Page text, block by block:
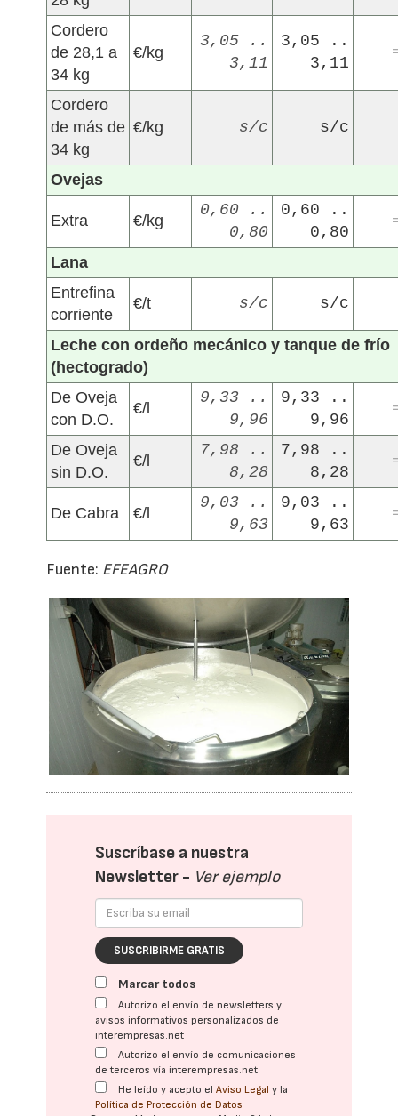
Cordero
de 28,1 a
34 kg
€/kg
3,05 ..
3,11
3,05 ..
3,11
Cordero
de más de
34 kg
€/kg s/c s/c
Ovejas
Extra €/kg
0,60 ..
0,80
0,60 ..
0,80
Lana
Entrefina
corriente
€/t s/c s/c
Leche con ordeño mecánico y tanque de frío
(hectogrado)
De Oveja
con D.O.
€/l
9,33 ..
9,96
9,33 ..
9,96
De Oveja
sin D.O.
€/l
7,98 ..
8,28
7,98 ..
8,28
De Cabra €/l
9,03 ..
9,63
9,03 ..
9,63
Fuente: EFEAGRO
Suscríbase a nuestra
Newsletter - Ver ejemplo
SUSCRIBIRME GRATIS
Marcar todos
Autorizo el envío de newsletters y
avisos informativos personalizados de
interempresas.net
Autorizo el envío de comunicaciones
de terceros vía interempresas.net
He leído y acepto elAviso Legal y la
Política de Protección de Datos